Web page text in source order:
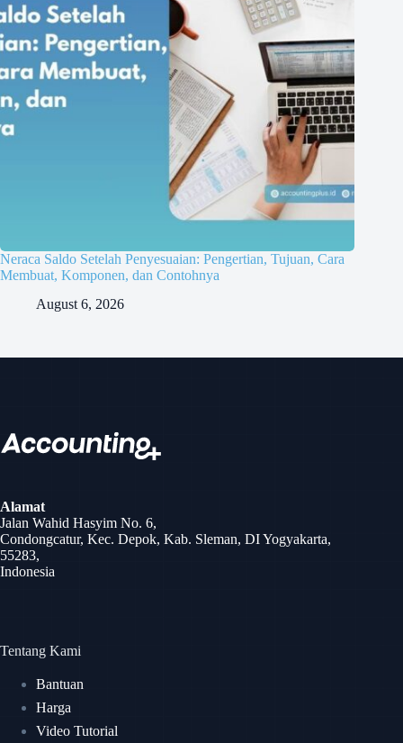
Neraca Saldo Setelah Penyesuaian: Pengertian, Tujuan, Cara
Membuat, Komponen, dan Contohnya
August 6, 2026
Alamat
Jalan Wahid Hasyim No. 6,
Condongcatur, Kec. Depok, Kab. Sleman, DI Yogyakarta,
55283,
Indonesia
Tentang Kami
Bantuan
Harga
Video Tutorial